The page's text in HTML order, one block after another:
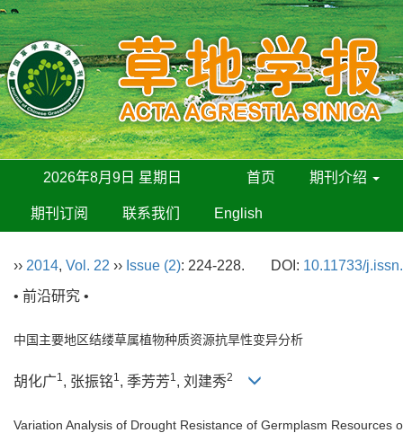
2026年8月9日 星期日 首页 期刊介绍
期刊订阅 联系我们 English
›› 2014, Vol. 22 ›› Issue (2): 224-228. DOI: 10.11733/
• 前沿研究 •
中国主要地区结缕草属植物种质资源抗旱性变异分析
胡化广1, 张振铭1, 季芳芳1, 刘建秀2
Variation Analysis of Drought Resistance of Germplasm Resources